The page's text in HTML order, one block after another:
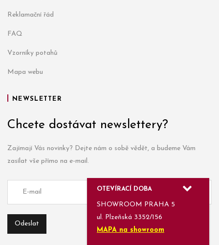
Reklamační řád
FAQ
Vzorníky potahů
Mapa webu
NEWSLETTER
Chcete dostávat newslettery?
Zajímají Vás novinky? Dejte nám o sobě vědět, a budeme Vám
zasílat vše přímo na e-mail.
OTEVÍRACÍ DOBA
SHOWROOM PRAHA 5
ul. Plzeňská 3352/156
MAPA na showroom